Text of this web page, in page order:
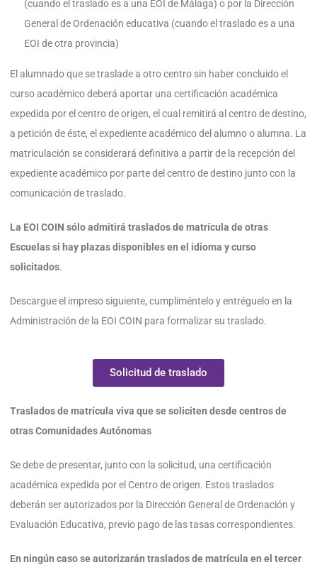
(cuando el traslado es a una EOI de Málaga) o por la Dirección
General de Ordenación educativa (cuando el traslado es a una
EOI de otra provincia)
El alumnado que se traslade a otro centro sin haber concluido el
curso académico deberá aportar una certificación académica
expedida por el centro de origen, el cual remitirá al centro de destino,
a petición de éste, el expediente académico del alumno o alumna. La
matriculación se considerará definitiva a partir de la recepción del
expediente académico por parte del centro de destino junto con la
comunicación de traslado.
La EOI COIN sólo admitirá traslados de matrícula de otras
Escuelas si hay plazas disponibles en el idioma y curso
solicitados.
Descargue el impreso siguiente, cumpliméntelo y entréguelo en la
Administración de la EOI COIN para formalizar su traslado.
Solicitud de traslado
Traslados de matrícula viva que se soliciten desde centros de
otras Comunidades Autónomas
Se debe de presentar, junto con la solicitud, una certificación
académica expedida por el Centro de origen. Estos traslados
deberán ser autorizados por la Dirección General de Ordenación y
Evaluación Educativa, previo pago de las tasas correspondientes.
En ningún caso se autorizarán traslados de matrícula en el tercer